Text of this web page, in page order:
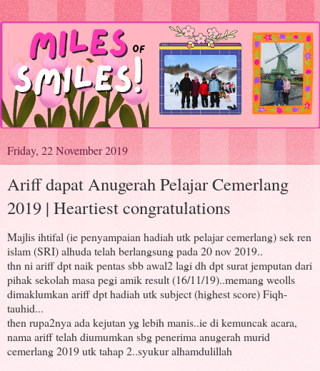
Friday, 22 November 2019
Ariff dapat Anugerah Pelajar Cemerlang
2019 | Heartiest congratulations
Majlis ihtifal (ie penyampaian hadiah utk pelajar cemerlang) sek ren
islam (SRI) alhuda telah berlangsung pada 20 nov 2019..
thn ni ariff dpt naik pentas sbb awal2 lagi dh dpt surat jemputan dari
pihak sekolah masa pegi amik result (16/11/19)..memang weolls
dimaklumkan ariff dpt hadiah utk subject (highest score) Fiqh-
tauhid...
then rupa2nya ada kejutan yg lebih manis..ie di kemuncak acara,
nama ariff telah diumumkan sbg penerima anugerah murid
cemerlang 2019 utk tahap 2..syukur alhamdulillah